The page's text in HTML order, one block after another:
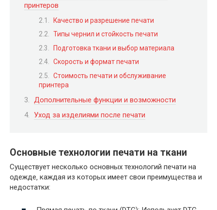
принтеров
Качество и разрешение печати
Типы чернил и стойкость печати
Подготовка ткани и выбор материала
Скорость и формат печати
Стоимость печати и обслуживание
принтера
Дополнительные функции и возможности
Уход за изделиями после печати
Основные технологии печати на ткани
Существует несколько основных технологий печати на
одежде‚ каждая из которых имеет свои преимущества и
недостатки: